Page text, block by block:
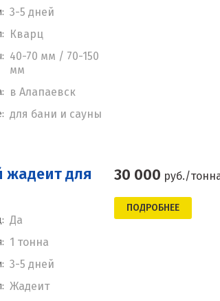
3-5 дней
Кварц
40-70 мм / 70-150
мм
в Алапаевск
для бани и сауны
жадеит для
Да
1 тонна
3-5 дней
Жадеит
30 000 руб./
ПОДРОБНЕЕ